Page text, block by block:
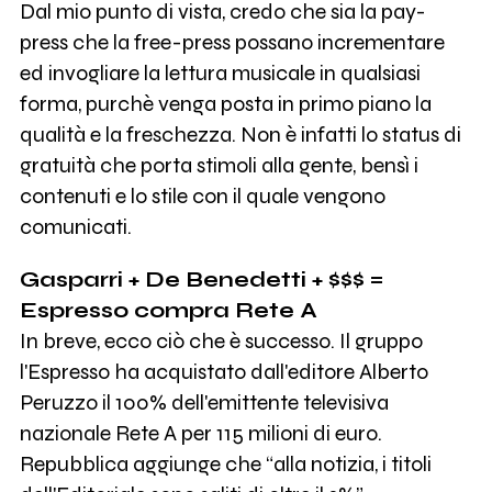
Dal mio punto di vista, credo che sia la pay-
press che la free-press possano incrementare
ed invogliare la lettura musicale in qualsiasi
forma, purchè venga posta in primo piano la
qualità e la freschezza. Non è infatti lo status di
gratuità che porta stimoli alla gente, bensì i
contenuti e lo stile con il quale vengono
comunicati.
Gasparri + De Benedetti + $$$ =
Espresso compra Rete A
In breve, ecco ciò che è successo. Il gruppo
l'Espresso ha acquistato dall'editore Alberto
Peruzzo il 100% dell'emittente televisiva
nazionale Rete A per 115 milioni di euro.
Repubblica aggiunge che “alla notizia, i titoli